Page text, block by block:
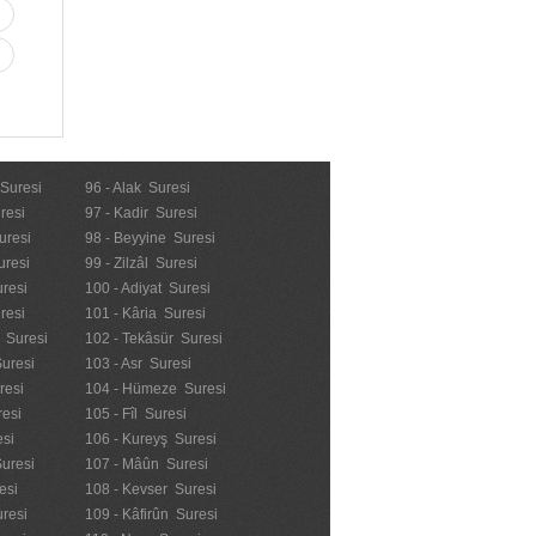
Suresi
96 - Alak Suresi
97 - Kadir Suresi
98 - Beyyine Suresi
99 - Zilzâl Suresi
100 - Adiyat Suresi
101 - Kâria Suresi
102 - Tekâsür Suresi
103 - Asr Suresi
104 - Hümeze Suresi
105 - Fîl Suresi
106 - Kureyş Suresi
107 - Mâûn Suresi
108 - Kevser Suresi
109 - Kâfirûn Suresi